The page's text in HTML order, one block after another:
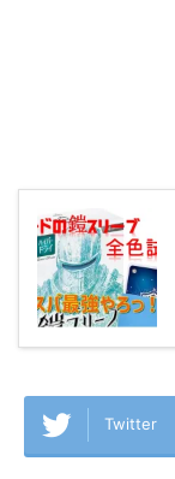
Twitter